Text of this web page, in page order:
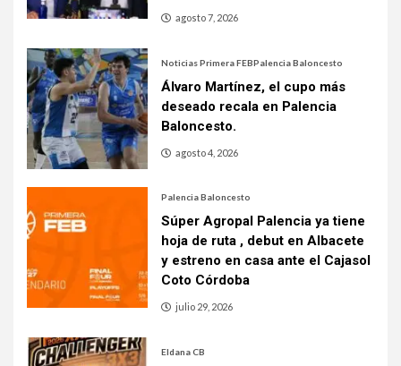
agosto 7, 2026
Noticias Primera FEBPalencia Baloncesto
Álvaro Martínez, el cupo más
deseado recala en Palencia
Baloncesto.
agosto 4, 2026
Palencia Baloncesto
Súper Agropal Palencia ya tiene
hoja de ruta , debut en Albacete
y estreno en casa ante el Cajasol
Coto Córdoba
julio 29, 2026
Eldana CB